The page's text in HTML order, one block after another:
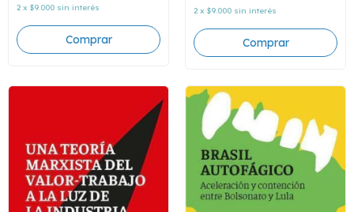
2 x $9.000 sin interés 2 x $9.000 sin interés